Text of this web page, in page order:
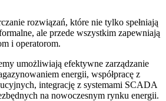
rozwiązań, które nie tylko spełniają
ale przede wszystkim zapewniają
i operatorom.
umożliwiają efektywne zarządzanie
energii, współpracę z
integrację z systemami SCADA
na nowoczesnym rynku energii.